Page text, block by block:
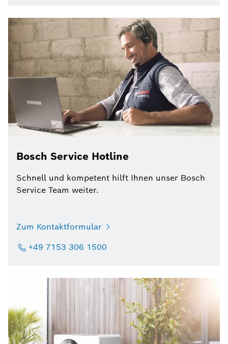
Bosch Service Hotline
Schnell und kompetent hilft Ihnen unser Bosch
Service Team weiter.
Zum Kontaktformular
+49 7153 306 1500